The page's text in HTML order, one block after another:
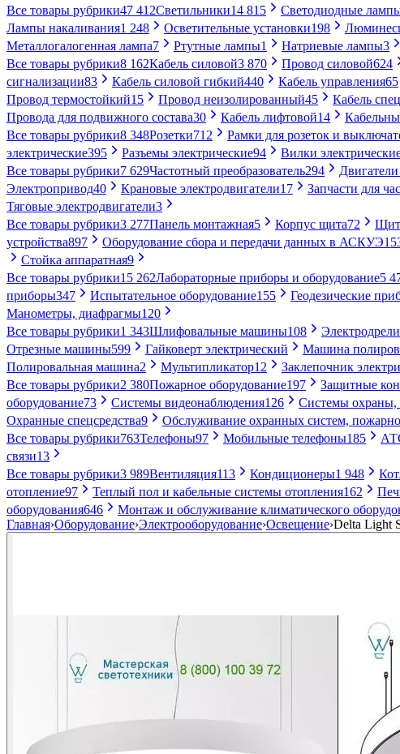
Все товары рубрики47 412Светильники14 815 Светодиодные
Лампы накаливания1 248 Осветительные установки198
Металлогалогенная лампа7 Ртутные лампы1 Натриевые лампы3
Все товары рубрики8 162Кабель силовой3 870 Провод силовой624
сигнализации83 Кабель силовой гибкий440 Кабель управления65
Провод термостойкий15 Провод неизолированный45 Кабель
Провода для подвижного состава30 Кабель лифтовой14
Все товары рубрики8 348Розетки712 Рамки для розеток и
электрические395 Разъемы электрические94 Вилки
Все товары рубрики7 629Частотный преобразователь294
Электропривод40 Крановые электродвигатели17 Запчасти для
Тяговые электродвигатели3
Все товары рубрики3 277Панель монтажная5 Корпус щита72 Щит
устройства897 Оборудование сбора и передачи данных в АСКУЭ
Стойка аппаратная9
Все товары рубрики15 262Лабораторные приборы и оборудование5
приборы347 Испытательное оборудование155 Геодезические
Манометры, диафрагмы120
Все товары рубрики1 343Шлифовальные машины108 Электродрели
Отрезные машины599 Гайковерт электрический Машина
Полировальная машина2 Мультипликатор12 Заклепочник
Все товары рубрики2 380Пожарное оборудование197 Защитные
оборудование73 Системы видеонаблюдения126 Системы охраны,
Охранные спецсредства9 Обслуживание охранных систем,
Все товары рубрики763Телефоны97 Мобильные телефоны185
связи13
Все товары рубрики3 989Вентиляция113 Кондиционеры1 948
отопление97 Теплый пол и кабельные системы отопления162
оборудования646 Монтаж и обслуживание климатического
Главная›Оборудование›Электрооборудование›Освещение›Delta Light